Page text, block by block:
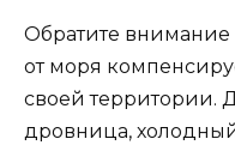
Обратите внимание
от моря
своей территории.
дровница,